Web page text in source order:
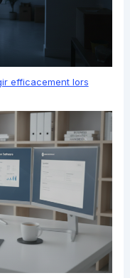
efficacement lors